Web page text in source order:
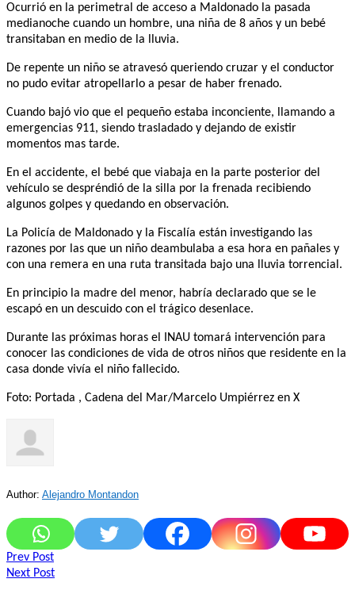
Ocurrió en la perimetral de acceso a Maldonado la pasada
medianoche cuando un hombre, una niña de 8 años y un bebé
transitaban en medio de la lluvia.
De repente un niño se atravesó queriendo cruzar y el conductor
no pudo evitar atropellarlo a pesar de haber frenado.
Cuando bajó vio que el pequeño estaba inconciente, llamando a
emergencias 911, siendo trasladado y dejando de existir
momentos mas tarde.
En el accidente, el bebé que viabaja en la parte posterior del
vehículo se despréndió de la silla por la frenada recibiendo
algunos golpes y quedando en observación.
La Policía de Maldonado y la Fiscalía están investigando las
razones por las que un niño deambulaba a esa hora en pañales y
con una remera en una ruta transitada bajo una lluvia torrencial.
En principio la madre del menor, habría declarado que se le
escapó en un descuido con el trágico desenlace.
Durante las próximas horas el INAU tomará intervención para
conocer las condiciones de vida de otros niños que residente en la
casa donde vivía el niño fallecido.
Foto: Portada , Cadena del Mar/Marcelo Umpiérrez en X
Author: Alejandro Montandon
Navegación
de
Prev Post
Next Post